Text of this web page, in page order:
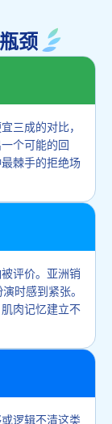
颈
三成的对比，
个可能的回
棘手的拒绝场
评价。亚洲销
时感到紧张。
肉记忆建立不
逻辑不清这类